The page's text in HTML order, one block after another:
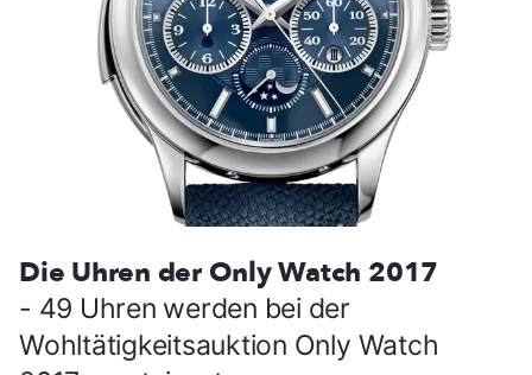
Die Uhren der Only Watch 2017
- 49 Uhren werden bei der
Wohltätigkeitsauktion Only Watch